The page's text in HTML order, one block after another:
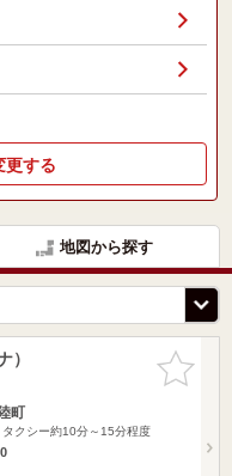
更する
地図から探す
お気に入
りに追加
）
町
クシー約10分～15分程度